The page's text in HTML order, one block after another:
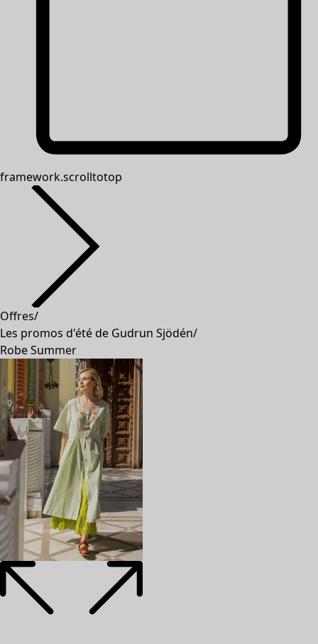
framework.scrolltotop
Offres/
Les promos d'été de Gudrun Sjödén/
Robe Summer